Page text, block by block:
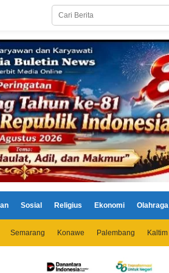
Sosial Religius Ekonomi Olahraga
Semarang Konawe Palembang Kaltim